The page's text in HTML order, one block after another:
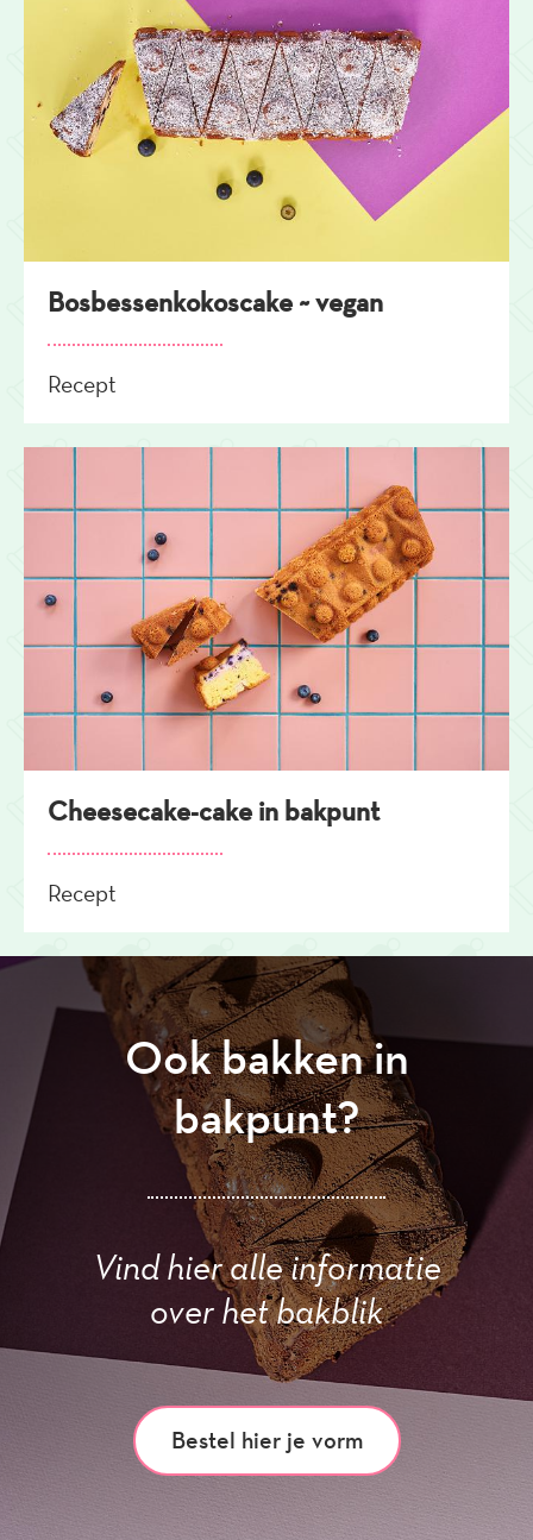
Bosbessenkokoscake ~ vegan
Recept
Cheesecake-cake in bakpunt
Recept
Ook bakken in
bakpunt?
Vind hier alle informatie
over het bakblik
Bestel hier je vorm